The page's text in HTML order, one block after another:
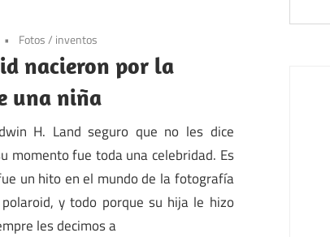
Fotos/ inventos
nacieron por la
una niña
H. Land seguro que no les dice
momento fue toda una celebridad. Es
un hito en el mundo de la fotografía
y todo porque su hija le hizo
les decimos a